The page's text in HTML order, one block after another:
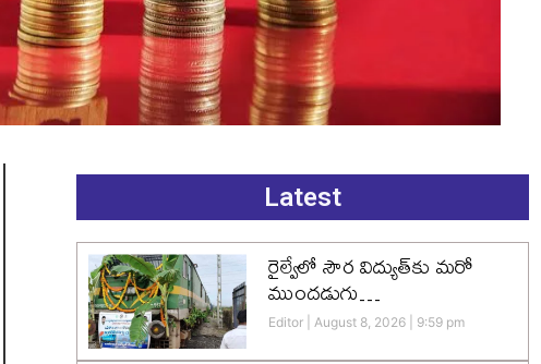
Latest
రైల్వేలో సౌర విద్యుత్‌కు మరో
ముందడుగు…
Editor August 8, 2026 9:59 pm